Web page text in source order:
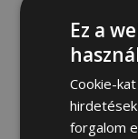
Ez a
Cookie-
forgalom